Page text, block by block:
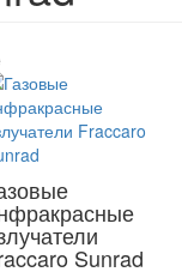
Sunrad